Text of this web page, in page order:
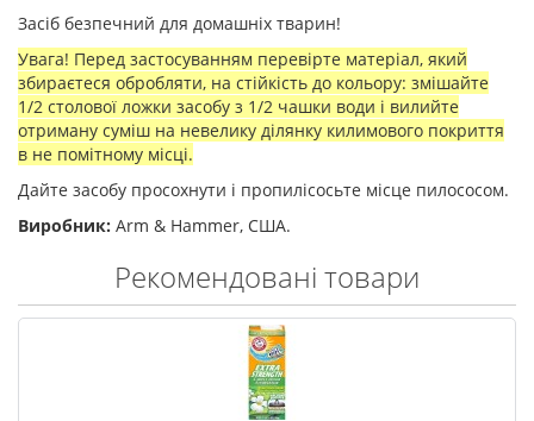
Засіб безпечний для домашніх тварин!
Увага! Перед застосуванням перевірте матеріал, який
збираєтеся обробляти, на стійкість до кольору: змішайте
1/2 столової ложки засобу з 1/2 чашки води і вилийте
отриману суміш на невелику ділянку килимового покриття
в не помітному місці.
Дайте засобу просохнути і пропилісосьте місце пилососом.
Виробник: Arm & Hammer, США.
Рекомендовані товари